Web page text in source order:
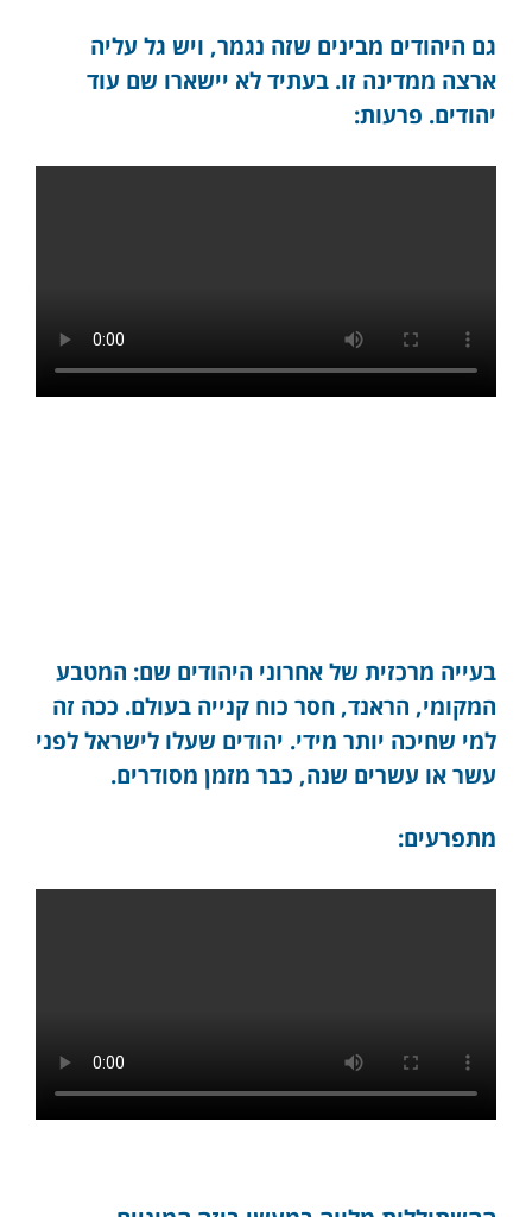
גם היהודים מבינים שזה נגמר, ויש גל עליה
ארצה ממדינה זו. בעתיד לא יישארו שם עוד
יהודים. פרעות:
בעייה מרכזית של אחרוני היהודים שם: המטבע
המקומי, הראנד, חסר כוח קנייה בעולם. ככה זה
למי שחיכה יותר מידי. יהודים שעלו לישראל לפני
עשר או עשרים שנה, כבר מזמן מסודרים.
מתפרעים: